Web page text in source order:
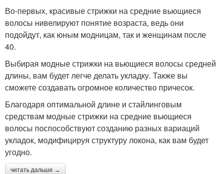
Во-первых, красивые стрижки на средние вьющиеся
волосы нивелируют понятие возраста, ведь они
подойдут, как юным модницам, так и женщинам после
40.
Выбирая модные стрижки на вьющиеся волосы средней
длины, вам будет легче делать укладку. Также вы
сможете создавать огромное количество причесок.
Благодаря оптимальной длине и стайлинговым
средствам модные стрижки на средние вьющиеся
волосы поспособствуют созданию разных вариаций
укладок, модифицируя структуру локона, как вам будет
угодно.
читать дальше →